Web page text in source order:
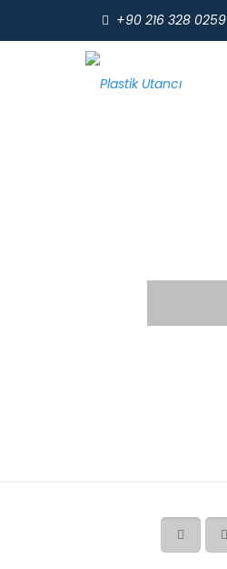
+90 216 328 0259